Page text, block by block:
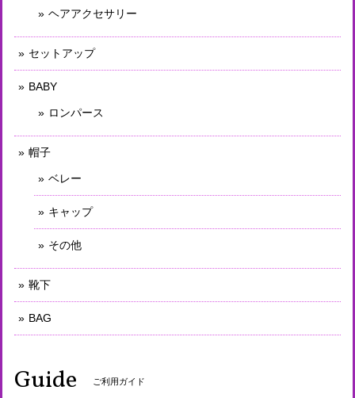
ヘアアクセサリー
セットアップ
BABY
ロンパース
帽子
ベレー
キャップ
その他
靴下
BAG
Guide ご利用ガイド